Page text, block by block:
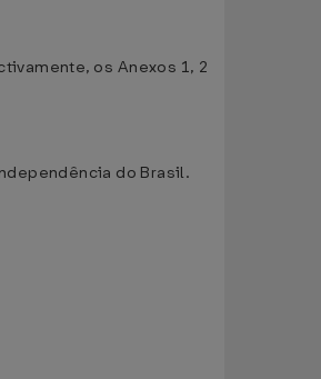
os Anexos 1, 2
do Brasil.